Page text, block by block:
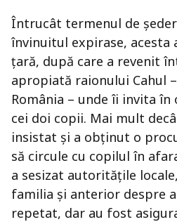
Întrucât termenul de
învinuitul expirase, acesta
țară, după care a revenit
apropiată raionului Cahul
România – unde îi invita în
cei doi copii. Mai mult
insistat și a obținut o
să circule cu copilul în
a sesizat autoritățile
familia și anterior despre
repetat, dar au fost